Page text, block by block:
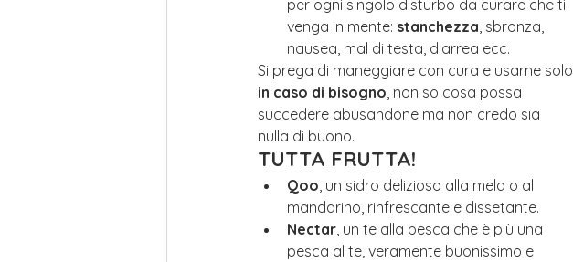
per ogni singolo disturbo da curare che ti
venga in mente: stanchezza, sbronza,
nausea, mal di testa, diarrea ecc.
Si prega di maneggiare con cura e usarne solo
in caso di bisogno, non so cosa possa
succedere abusandone ma non credo sia
nulla di buono.
TUTTA FRUTTA!
Qoo, un sidro delizioso alla mela o al
mandarino, rinfrescante e dissetante.
Nectar, un te alla pesca che è più una
pesca al te, veramente buonissimo e